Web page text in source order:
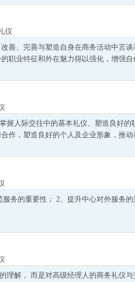
仪
善、完善与塑造自身在商务活动中言
职业特征和外在魅力得以强化，增强自
握人际交往中的基本礼仪、塑造良好
作，塑造良好的个人及企业形象，推动
务的重要性； 2、提升中心对外服务
理解， 而是对高级经理人的商务礼仪